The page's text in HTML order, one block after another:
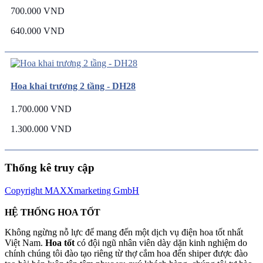
700.000 VND
640.000 VND
Hoa khai trương 2 tầng - DH28
1.700.000 VND
1.300.000 VND
Thống kê truy cập
Copyright MAXXmarketing GmbH
HỆ THỐNG HOA TỐT
Không ngừng nỗ lực để mang đến một dịch vụ điện hoa tốt nhất
Việt Nam. Hoa tốt có đội ngũ nhân viên dày dặn kinh nghiệm do
chính chúng tôi đào tạo riêng từ thợ cắm hoa đến shiper được đào